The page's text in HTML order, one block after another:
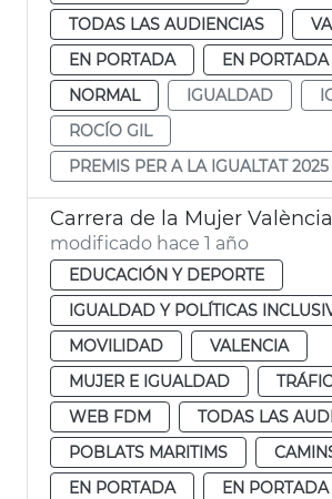
TODAS LAS AUDIENCIAS
EN PORTADA
EN
NORMAL
IGUALDAD
ROCÍO GIL
PREMIS PER A LA IGUALTAT 2025
Carrera de la Mujer
modificado hace 1 año
EDUCACIÓN Y DEPORTE
IGUALDAD Y POLÍTICAS
MOVILIDAD
VALENCIA
MUJER E IGUALDAD
WEB FDM
TODAS LAS
POBLATS MARITIMS
EN PORTADA
EN